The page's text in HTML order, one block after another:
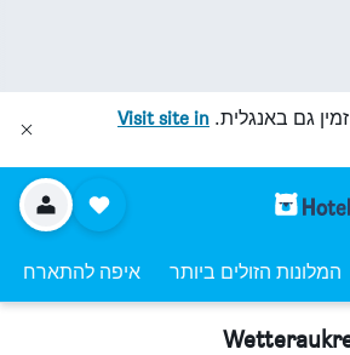
זמין גם באנגלית. Visit site in
המלונות הזולים ביותר איפה להתארח